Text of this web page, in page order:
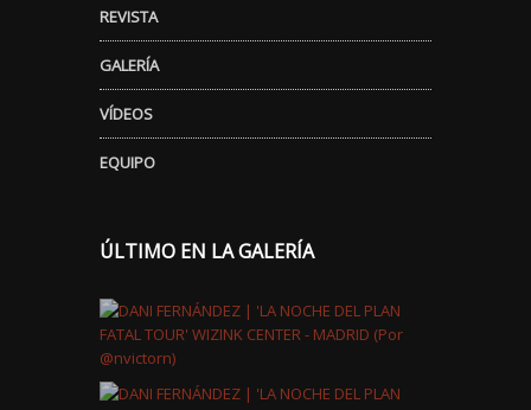
REVISTA
GALERÍA
VÍDEOS
EQUIPO
ÚLTIMO EN LA GALERÍA